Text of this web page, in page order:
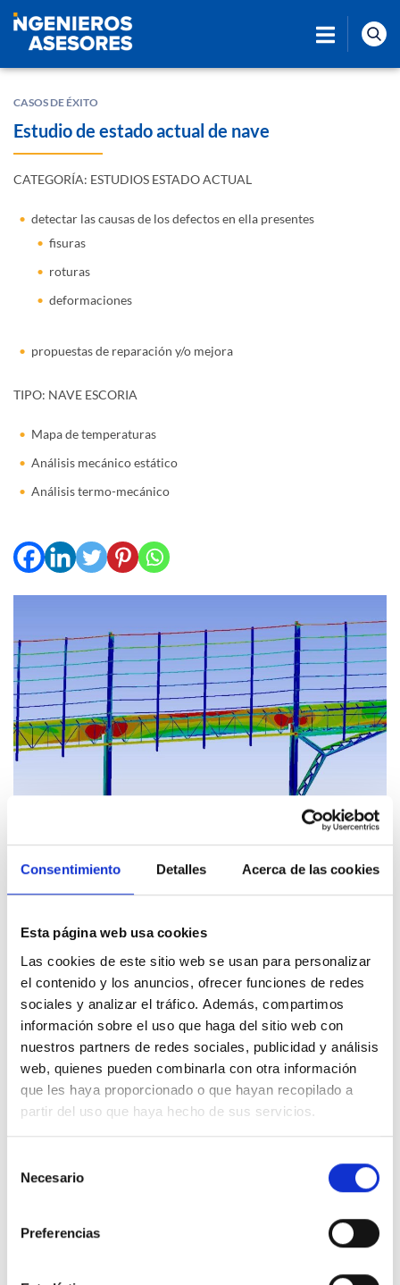
Consentimiento Detalles Acerca de las cookies
Esta página web usa cookies
Las cookies de este sitio web se usan para personalizar
el contenido y los anuncios, ofrecer funciones de redes
sociales y analizar el tráfico. Además, compartimos
información sobre el uso que haga del sitio web con
nuestros partners de redes sociales, publicidad y análisis
web, quienes pueden combinarla con otra información
que les haya proporcionado o que hayan recopilado a
partir del uso que haya hecho de sus servicios.
Necesario
Preferencias
CASOS DE ÉXITO
Estudio de estado actual de nave
CATEGORÍA: ESTUDIOS ESTADO ACTUAL
detectar las causas de los defectos en ella presentes
fisuras
roturas
deformaciones
propuestas de reparación y/o mejora
TIPO: NAVE ESCORIA
Mapa de temperaturas
Análisis mecánico estático
Análisis termo-mecánico